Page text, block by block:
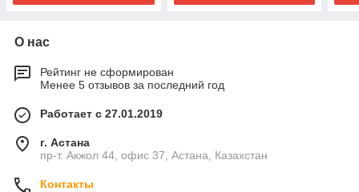
О нас
Рейтинг не сформирован
Менее 5 отзывов за последний год
Работает с 27.01.2019
г. Астана
пр-т. Акжол 44, офис 37, Астана, Казахстан
Контакты